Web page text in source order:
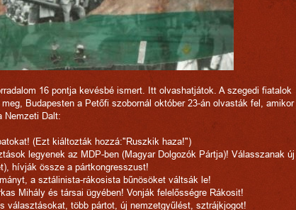
16 pontja kevésbé ismert. Itt olvashatjátok. A szegedi fiatalok
Budapesten a Petőfi szobornál október 23-án olvasták fel, amikor
Nemzeti Dalt:
(Ezt kiáltozták hozzá:"Ruszkik haza!")
legyenek az MDP-ben (Magyar Dolgozók Pártja)! Válasszanak új
hívják össze a pártkongresszust!
a sztálinista-rákosista bűnösöket váltsák le!
Mihály és társai ügyében! Vonják felelősségre Rákosit!
választásokat, több pártot, új nemzetgyűlést, sztrájkjogot!